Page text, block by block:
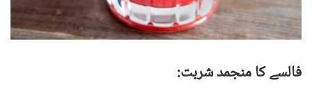
فالسے کا منجمد شربت: